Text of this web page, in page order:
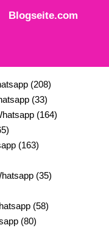
Blogseite.com
(208)
(33)
(164)
(163)
(35)
(58)
(80)